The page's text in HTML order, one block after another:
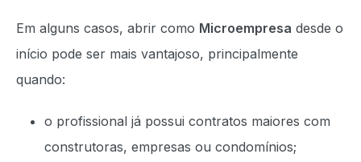
Em alguns casos, abrir como Microempresa desde o
início pode ser mais vantajoso, principalmente
quando:
o profissional já possui contratos maiores com
construtoras, empresas ou condomínios;